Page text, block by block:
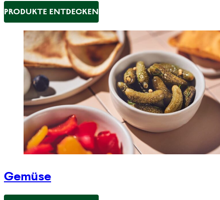
PRODUKTE ENTDECKEN
Gemüse